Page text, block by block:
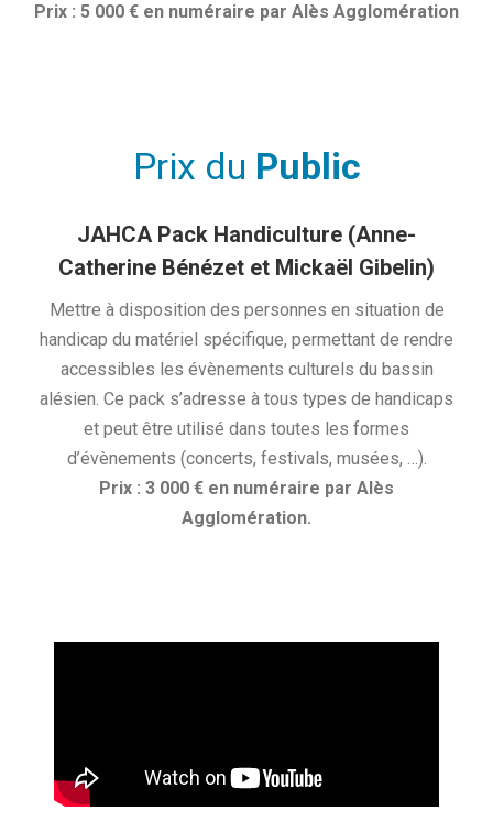
Prix : 5 000 € en numéraire par Alès Agglomération
Prix du Public
JAHCA Pack Handiculture (Anne-
Catherine Bénézet et Mickaël Gibelin)
Mettre à disposition des personnes en situation de
handicap du matériel spécifique, permettant de rendre
accessibles les évènements culturels du bassin
alésien. Ce pack s’adresse à tous types de handicaps
et peut être utilisé dans toutes les formes
d’évènements (concerts, festivals, musées, …).
Prix : 3 000 € en numéraire par Alès
Agglomération.